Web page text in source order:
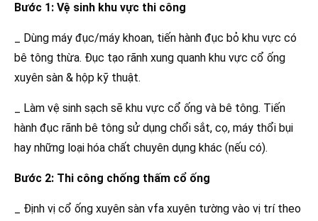
Bước 1: Vệ sinh khu vực thi công
_ Dùng máy đục/máy khoan, tiến hành đục bỏ khu vực có
bê tông thừa. Đục tạo rãnh xung quanh khu vực cổ ống
xuyên sàn & hộp kỹ thuật.
_ Làm vệ sinh sạch sẽ khu vực cổ ống và bê tông. Tiến
hành đục rãnh bê tông sử dụng chổi sắt, cọ, máy thổi bụi
hay những loại hóa chất chuyên dụng khác (nếu có).
Bước 2: Thi công chống thấm cổ ống
_ Định vị cổ ống xuyên sàn vfa xuyên tường vào vị trí theo